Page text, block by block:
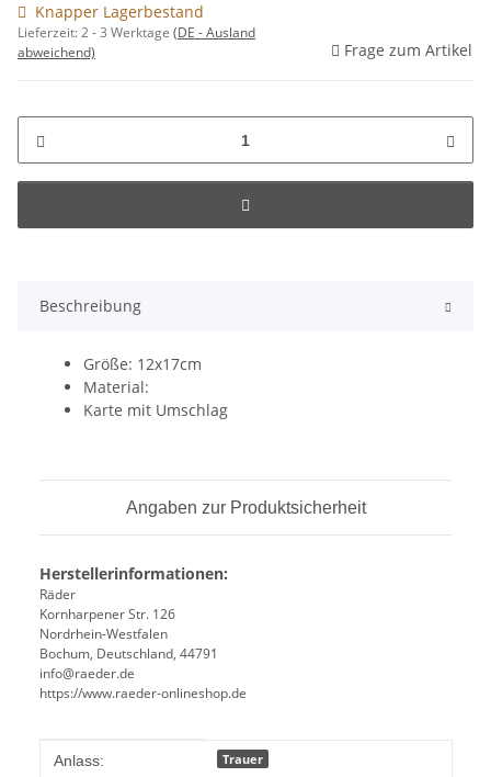
Knapper Lagerbestand
Lieferzeit:2 - 3 Werktage (DE - Ausland
abweichend)
Frage zum Artikel
Beschreibung
Größe: 12x17cm
Material:
Karte mit Umschlag
Angaben zur Produktsicherheit
Herstellerinformationen:
Räder
Kornharpener Str. 126
Nordrhein-Westfalen
Bochum, Deutschland, 44791
info@raeder.de
https://www.raeder-onlineshop.de
Produkteigenschaft
Wert
Anlass: Trauer